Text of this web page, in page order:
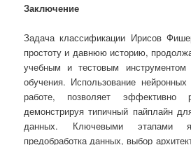
Заключение
Задача классификации Ирисов
простоту и давнюю историю,
учебным и тестовым
обучения. Использование
работе, позволяет эффективно
демонстрируя типичный пайплайн
данных. Ключевыми этапами
предобработка данных, выбор